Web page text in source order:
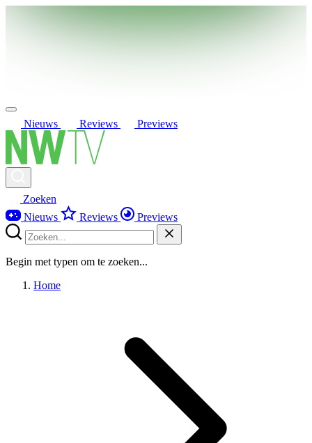
Nieuws Reviews Previews
Zoeken
Nieuws
Reviews Previews
Begin met typen om te zoeken...
Home